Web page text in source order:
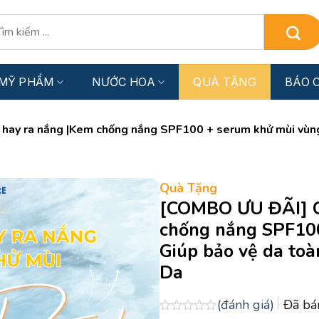
PHẨM NƯỚC HOA QUÀ TẶNG BÁO
ra nắng |Kem chống nắng SPF100 + serum khử mùi
Quà Tặng
[COMBO ƯU ĐÃI]
chống nắng
Giúp bảo vệ da
Da
(đánh giá) Đã